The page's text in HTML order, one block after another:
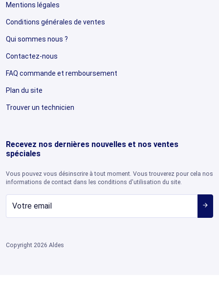
Mentions légales
Conditions générales de ventes
Qui sommes nous ?
Contactez-nous
FAQ commande et remboursement
Plan du site
Trouver un technicien
Recevez nos dernières nouvelles et nos ventes
spéciales
Vous pouvez vous désinscrire à tout moment. Vous trouverez pour cela nos
informations de contact dans les conditions d'utilisation du site.
arrow_forward
Copyright 2026 Aldes